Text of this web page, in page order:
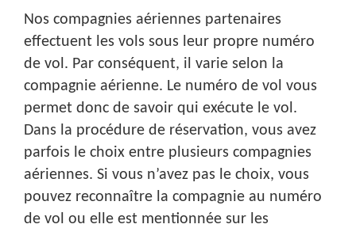
Nos compagnies aériennes partenaires
effectuent les vols sous leur propre numéro
de vol. Par conséquent, il varie selon la
compagnie aérienne. Le numéro de vol vous
permet donc de savoir qui exécute le vol.
Dans la procédure de réservation, vous avez
parfois le choix entre plusieurs compagnies
aériennes. Si vous n’avez pas le choix, vous
pouvez reconnaître la compagnie au numéro
de vol ou elle est mentionnée sur les